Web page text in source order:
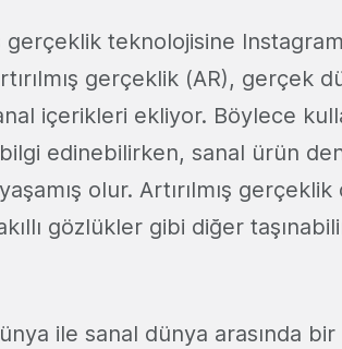
gerçeklik teknolojisine
gerçeklik (AR), gerçek
içerikleri ekliyor. Böylece
edinebilirken, sanal ürün
olur. Artırılmış
gözlükler gibi diğer
ile sanal dünya arasında